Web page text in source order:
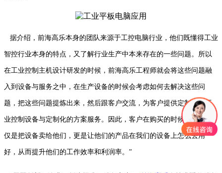
据介绍，前海高乐本身的团队来源于工控电脑行业，他们既懂得工业
智控行业本身的特点，又了解行业生产中本来存在的一些问题。所以
在工业控制主机设计研发的时候，前海高乐工程师就会将这些问题融
入到设备与服务之中，在生产设备的时候会考虑如何去解决这些问
题，把这些问题提炼出来，然后跟客户交流，为客户提供定制化的工
业控制设备与定制化的方案服务。因此，客户在购买的时候，我们不
仅是把设备卖给他们，更是让他们的产品在我们的设备上怎么去用
好，从而提升他们的工作效率和利润率。”